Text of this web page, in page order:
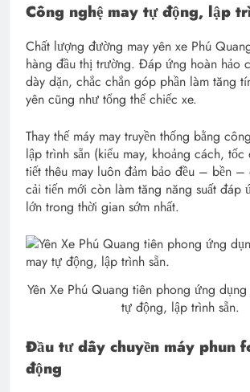
Công nghệ may tự động, lập
Chất lượng đường may yên xe Phú
hàng đầu thị trường. Đáp ứng hoàn hảo
dày dặn, chắc chắn góp phần làm tăng
yên cũng như tổng thể chiếc xe.
Thay thế máy may truyền thống bằng
lập trình sẵn (kiểu may, khoảng cách,
tiết thêu may luôn đảm bảo đều – bền
cải tiến mới còn làm tăng năng suất đáp
lớn trong thời gian sớm nhất.
Yên Xe Phú Quang tiên phong ứng
tự động, lập trình sẵn.
Đầu tư dây chuyền máy phun
động